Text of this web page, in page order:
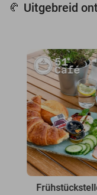
🥐 Uitgebreid